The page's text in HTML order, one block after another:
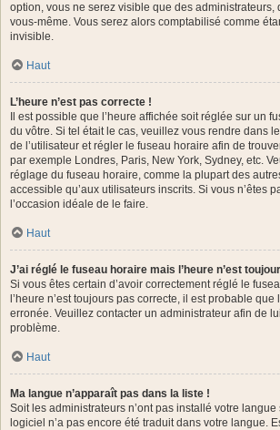
option, vous ne serez visible que des administrateurs,
vous-même. Vous serez alors comptabilisé comme
invisible.
Haut
L’heure n’est pas correcte !
Il est possible que l’heure affichée soit réglée sur un
du vôtre. Si tel était le cas, veuillez vous rendre dans
de l’utilisateur et régler le fuseau horaire afin de
par exemple Londres, Paris, New York, Sydney, etc.
réglage du fuseau horaire, comme la plupart des
accessible qu’aux utilisateurs inscrits. Si vous n’êtes
l’occasion idéale de le faire.
Haut
J’ai réglé le fuseau horaire mais l’heure n’est
Si vous êtes certain d’avoir correctement réglé le
l’heure n’est toujours pas correcte, il est probable
erronée. Veuillez contacter un administrateur afin de
problème.
Haut
Ma langue n’apparaît pas dans la liste !
Soit les administrateurs n’ont pas installé votre langue
logiciel n’a pas encore été traduit dans votre langue.